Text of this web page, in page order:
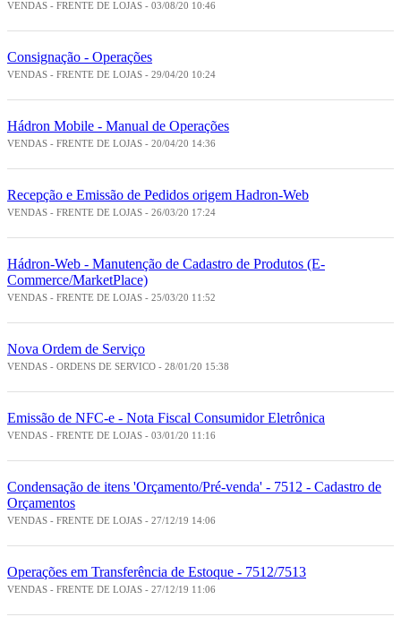
VENDAS - FRENTE DE LOJAS - 03/08/20 10:46
Consignação - Operações
VENDAS - FRENTE DE LOJAS - 29/04/20 10:24
Hádron Mobile - Manual de Operações
VENDAS - FRENTE DE LOJAS - 20/04/20 14:36
Recepção e Emissão de Pedidos origem Hadron-Web
VENDAS - FRENTE DE LOJAS - 26/03/20 17:24
Hádron-Web - Manutenção de Cadastro de Produtos (E-
Commerce/MarketPlace)
VENDAS - FRENTE DE LOJAS - 25/03/20 11:52
Nova Ordem de Serviço
VENDAS - ORDENS DE SERVICO - 28/01/20 15:38
Emissão de NFC-e - Nota Fiscal Consumidor Eletrônica
VENDAS - FRENTE DE LOJAS - 03/01/20 11:16
Condensação de itens 'Orçamento/Pré-venda' - 7512 - Cadastro de
Orçamentos
VENDAS - FRENTE DE LOJAS - 27/12/19 14:06
Operações em Transferência de Estoque - 7512/7513
VENDAS - FRENTE DE LOJAS - 27/12/19 11:06